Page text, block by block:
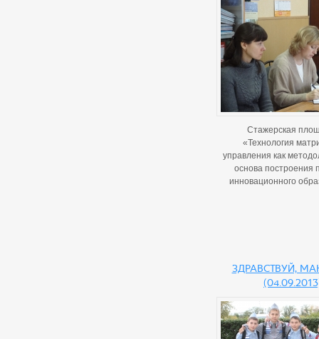
Стажерская
«Технология
управления как
основа построения
инновационного
Здравствуй,